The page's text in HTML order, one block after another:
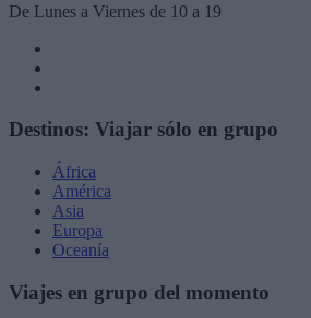
De Lunes a Viernes de 10 a 19
Destinos: Viajar sólo en grupo
África
América
Asia
Europa
Oceanía
Viajes en grupo del momento